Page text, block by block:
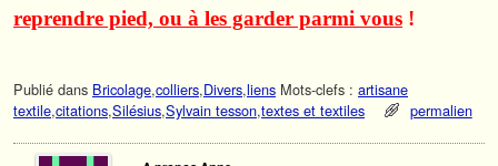
reprendre pied, ou à les garder parmi vous !
Publié dans Bricolage,colliers,Divers,liens Mots-clefs : artisane
textile,citations,Silésius,Sylvain tesson,textes et textiles permalien